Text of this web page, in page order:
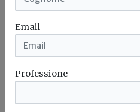
Email
Professione